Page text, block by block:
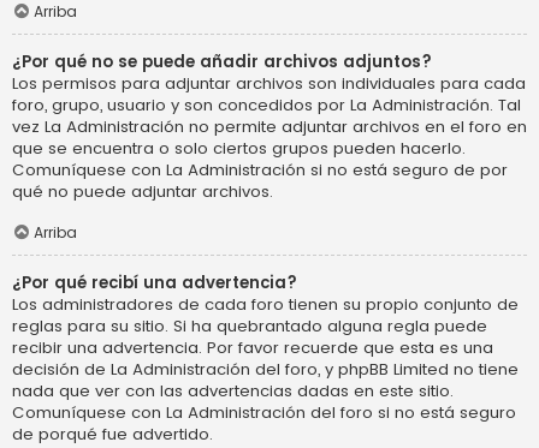
Arriba
¿Por qué no se puede añadir archivos adjuntos?
Los permisos para adjuntar archivos son individuales para cada
foro, grupo, usuario y son concedidos por La Administración. Tal
vez La Administración no permite adjuntar archivos en el foro en
que se encuentra o solo ciertos grupos pueden hacerlo.
Comuníquese con La Administración si no está seguro de por
qué no puede adjuntar archivos.
Arriba
¿Por qué recibí una advertencia?
Los administradores de cada foro tienen su propio conjunto de
reglas para su sitio. Si ha quebrantado alguna regla puede
recibir una advertencia. Por favor recuerde que esta es una
decisión de La Administración del foro, y phpBB Limited no tiene
nada que ver con las advertencias dadas en este sitio.
Comuníquese con La Administración del foro si no está seguro
de porqué fue advertido.